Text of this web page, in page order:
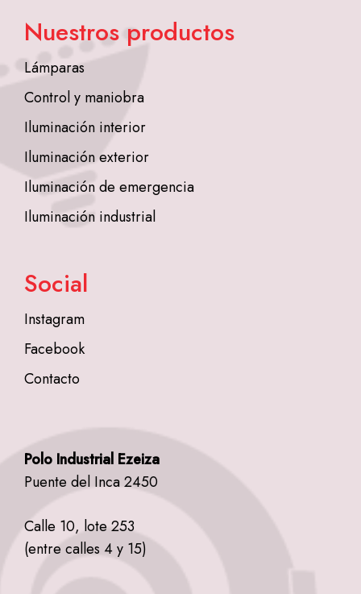
Nuestros productos
Lámparas
Control y maniobra
Iluminación interior
Iluminación exterior
Iluminación de emergencia
Iluminación industrial
Social
Instagram
Facebook
Contacto
Polo Industrial Ezeiza
Puente del Inca 2450
Calle 10, lote 253
(entre calles 4 y 15)